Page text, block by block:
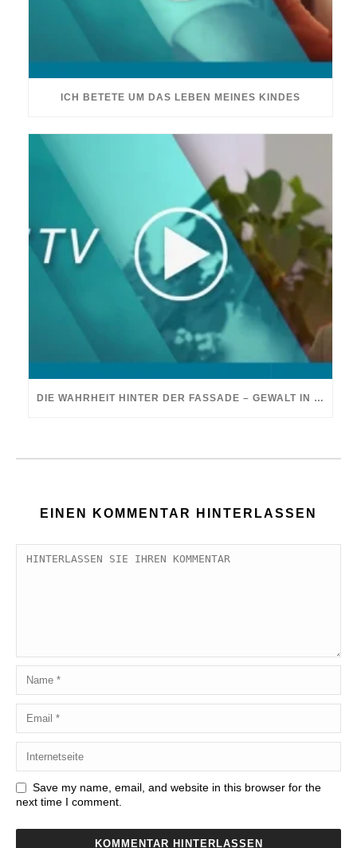
ICH BETETE UM DAS LEBEN MEINES KINDES
DIE WAHRHEIT HINTER DER FASSADE – GEWALT IN DER EHE
EINEN KOMMENTAR HINTERLASSEN
Save my name, email, and website in this browser for the
next time I comment.